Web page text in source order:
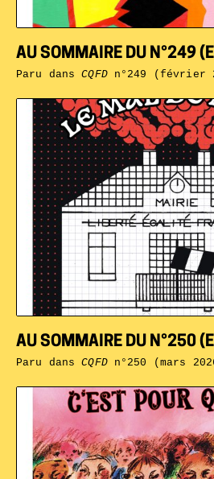
AU SOMMAIRE DU N°250
Paru dansCQFDn°250 (mars
AU SOMMAIRE DU N°249
Paru dansCQFDn°249 (février